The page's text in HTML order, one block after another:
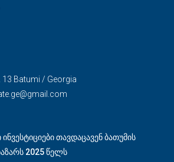
13 Batumi / Georgia
თავდაცავენ ბათუმის
2025 წელს